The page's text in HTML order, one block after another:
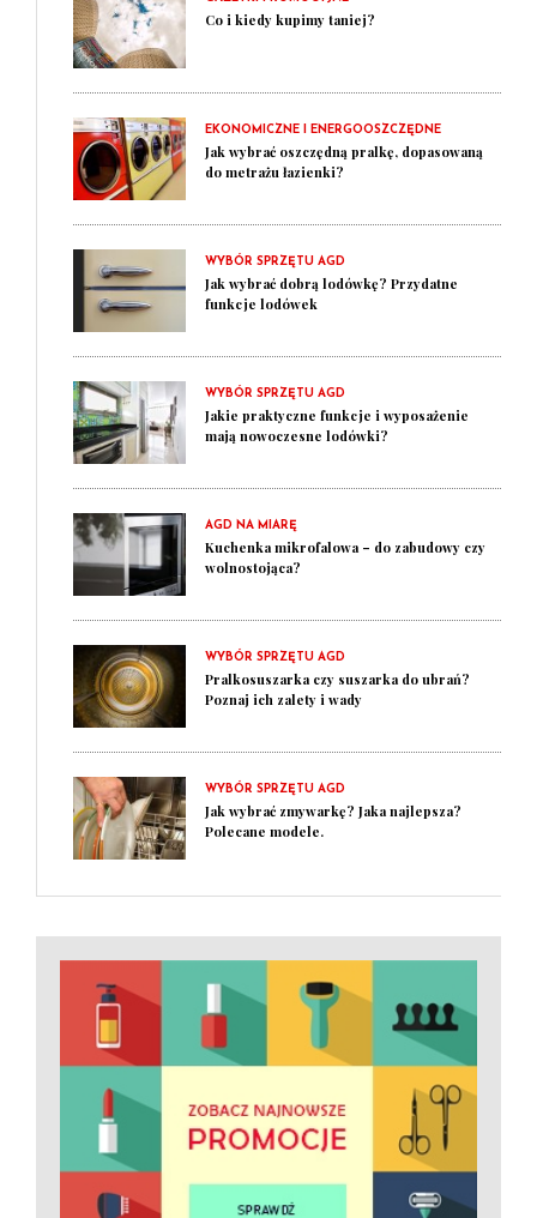
Co i kiedy kupimy taniej?
EKONOMICZNE I ENERGOOSZCZĘDNE
Jak wybrać oszczędną pralkę, dopasowaną
do metrażu łazienki?
WYBÓR SPRZĘTU AGD
Jak wybrać dobrą lodówkę? Przydatne
funkcje lodówek
WYBÓR SPRZĘTU AGD
Jakie praktyczne funkcje i wyposażenie
mają nowoczesne lodówki?
AGD NA MIARĘ
Kuchenka mikrofalowa – do zabudowy czy
wolnostojąca?
WYBÓR SPRZĘTU AGD
Pralkosuszarka czy suszarka do ubrań?
Poznaj ich zalety i wady
WYBÓR SPRZĘTU AGD
Jak wybrać zmywarkę? Jaka najlepsza?
Polecane modele.